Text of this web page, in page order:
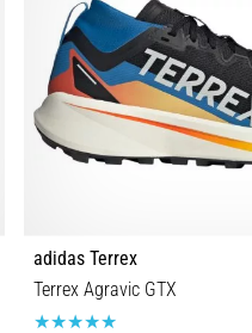
adidas Terrex
Terrex Agravic GTX